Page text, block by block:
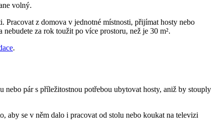
volný.
Pracovat z domova v jednotné místnosti, přijímat hosty nebo
za rok toužit po více prostoru, než je 30 m².
.
pár s příležitostnou potřebou ubytovat hosty, aniž by stouply
se v něm dalo i pracovat od stolu nebo koukat na televizi